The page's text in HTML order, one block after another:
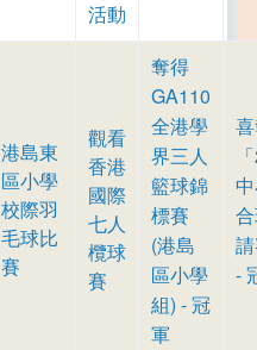
活動
港島東
區小學
校際羽
毛球比
賽
觀看
香港
國際
七人
欖球
賽
奪得
GA110
全港學
界三人
籃球錦
標賽
(港島
區小學
組) - 冠
軍
-